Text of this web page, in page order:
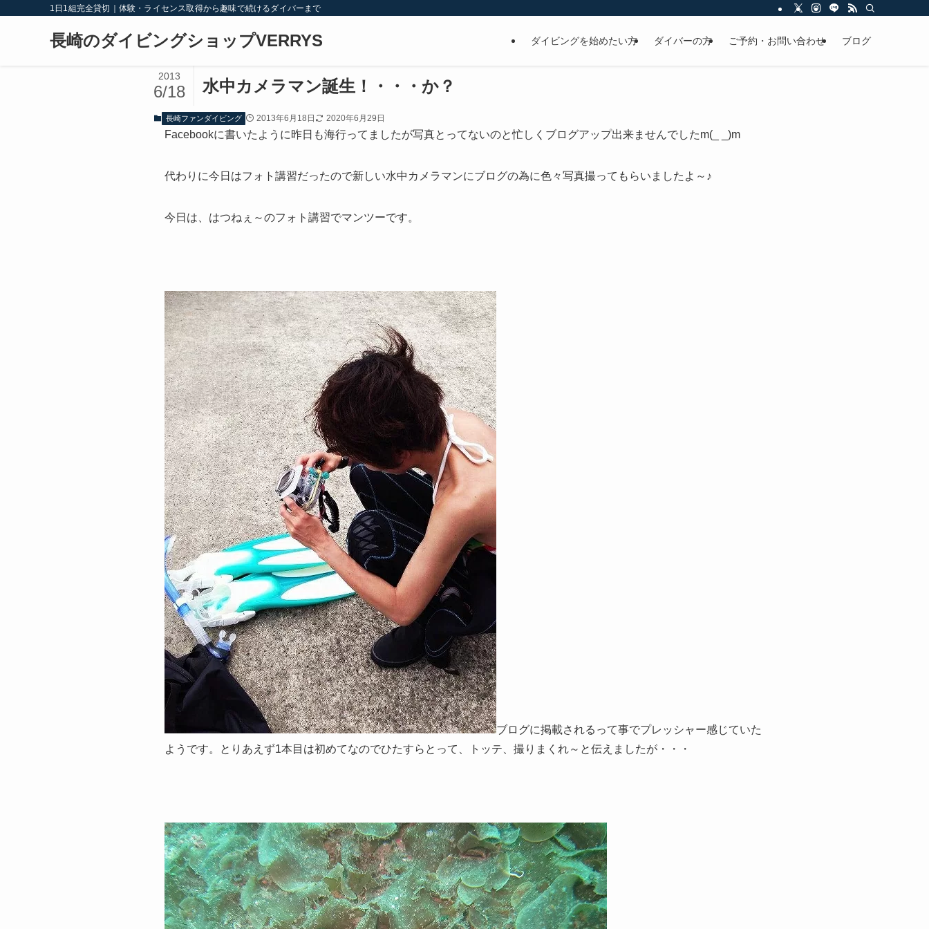
1日1組完全貸切｜体験・ライセンス取得から趣味で続けるダイバーまで
長崎のダイビングショップVERRYS ダイビングを始めたい方 ダイバーの方 ご予約・お問い合わせ ブログ
水中カメラマン誕生！・・・か？
2013
6/18
長崎ファンダイビング 2013年6月18日 2020年6月29日
Facebookに書いたように昨日も海行ってましたが写真とってないのと忙しくブログアップ出来ませんでしたm(_ _)m
代わりに今日はフォト講習だったので新しい水中カメラマンにブログの為に色々写真撮ってもらいましたよ～♪
今日は、はつねぇ～のフォト講習でマンツーです。
ブログに掲載されるって事でプレッシャー感じていた
ようです。とりあえず1本目は初めてなのでひたすらとって、トッテ、撮りまくれ～と伝えましたが・・・